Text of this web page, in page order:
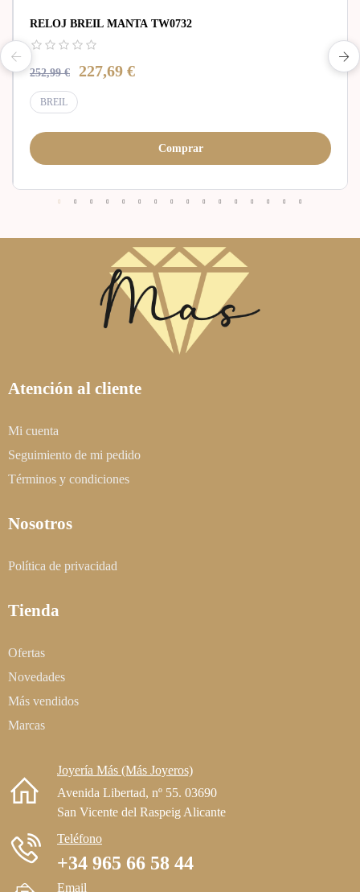
RELOJ BREIL MANTA TW0732
252,99 € 227,69 €
BREIL
Comprar
Atención al cliente
Mi cuenta
Seguimiento de mi pedido
Términos y condiciones
Nosotros
Política de privacidad
Tienda
Ofertas
Novedades
Más vendidos
Marcas
Joyería Más (Más Joyeros)
Avenida Libertad, nº 55. 03690
San Vicente del Raspeig Alicante
Teléfono
+34 965 66 58 44
Email